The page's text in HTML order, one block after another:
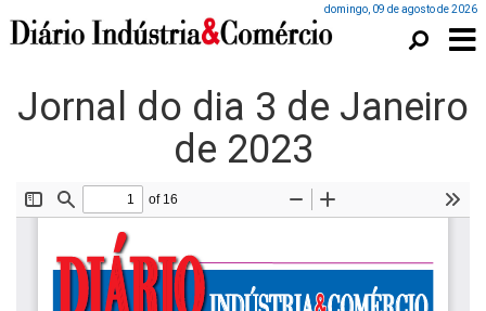
domingo, 09 de agosto de 2026
Jornal do dia 3 de Janeiro
de 2023